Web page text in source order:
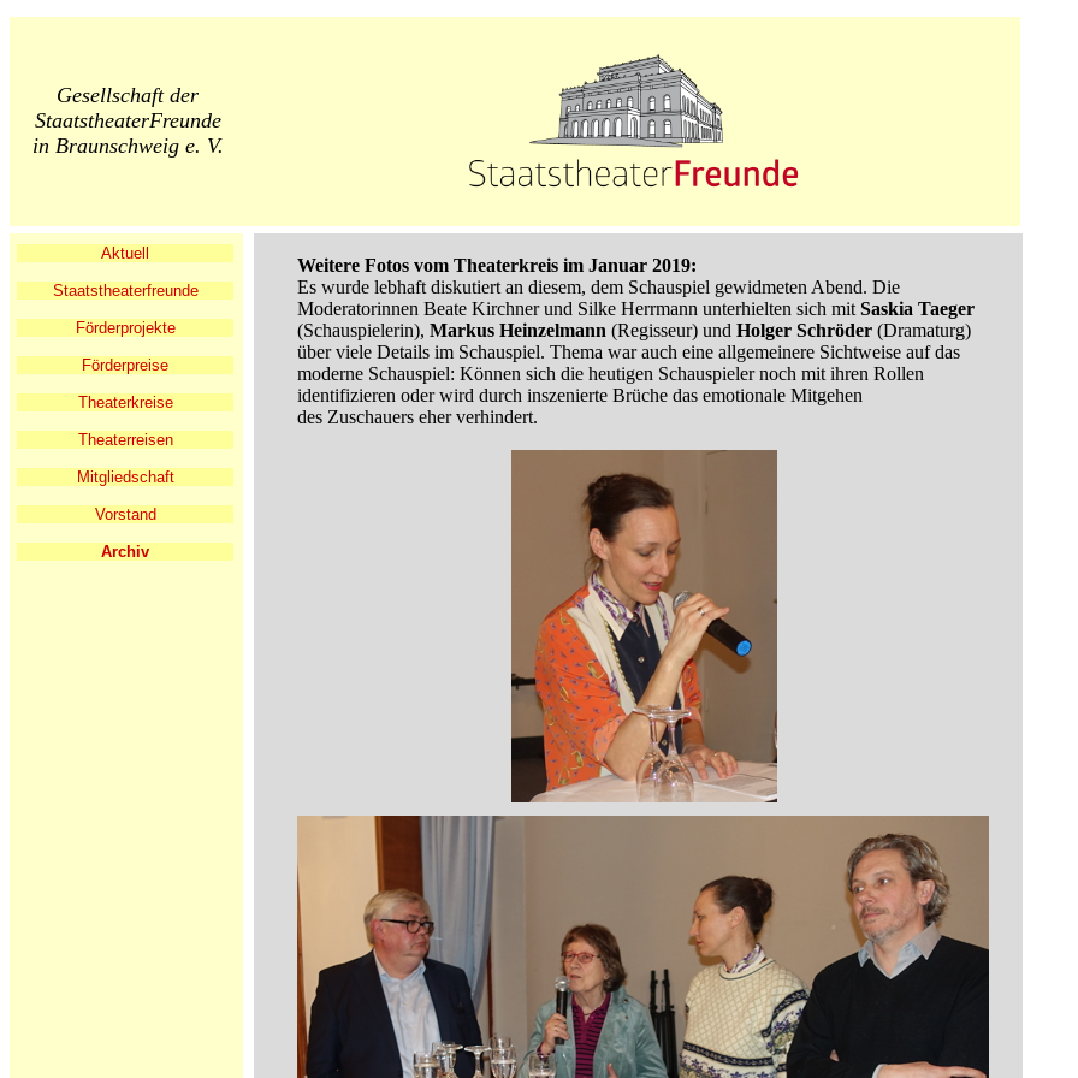
Gesellschaft der
StaatstheaterFreunde
in Braunschweig e. V.
Aktuell
Staatstheaterfreunde
Förderprojekte
Förderpreise
Theaterkreise
Theaterreisen
Mitgliedschaft
Vorstand
Archiv
Weitere Fotos vom Theaterkreis im Januar 2019:
Es wurde lebhaft diskutiert an diesem, dem Schauspiel gewidmeten Abend. Die
Moderatorinnen Beate Kirchner und Silke Herrmann unterhielten sich mit Saskia Taeger
(Schauspielerin), Markus Heinzelmann (Regisseur) und Holger Schröder(Dramaturg)
über viele Details im Schauspiel. Thema war auch eine allgemeinere Sichtweise auf das
moderne Schauspiel: Können sich die heutigen Schauspieler noch mit ihren Rollen
identifizieren oder wird durch inszenierte Brüche das emotionale Mitgehen
des Zuschauers eher verhindert.